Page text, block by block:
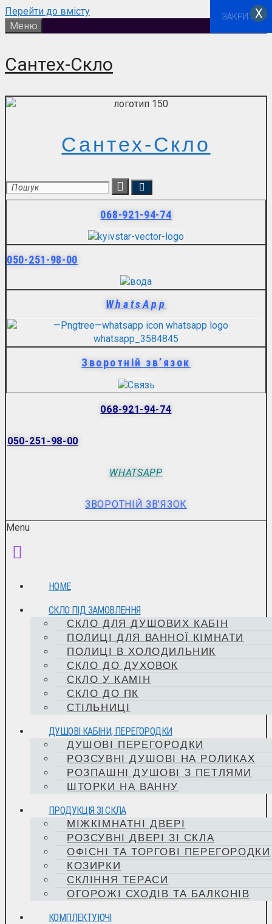
Перейти до вмісту
Меню
Сантех-Скло
Сантех-Скло
068-921-94-74
050-251-98-00
WhatsApp
Зворотній зв’язок
068-921-94-74
050-251-98-00
WHATSAPP
ЗВОРОТНІЙ ЗВ’ЯЗОК
Menu
HOME
СКЛО ПІД ЗАМОВЛЕННЯ
СКЛО ДЛЯ ДУШОВИХ КАБІН
ПОЛИЦІ ДЛЯ ВАННОЇ КІМНАТИ
ПОЛИЦІ В ХОЛОДИЛЬНИК
СКЛО ДО ДУХОВОК
СКЛО У КАМІН
СКЛО ДО ПК
СТІЛЬНИЦІ
ДУШОВІ КАБІНИ, ПЕРЕГОРОДКИ
ДУШОВІ ПЕРЕГОРОДКИ
РОЗСУВНІ ДУШОВІ НА РОЛИКАХ
РОЗПАШНІ ДУШОВІ З ПЕТЛЯМИ
ШТОРКИ НА ВАННУ
ПРОДУКЦІЯ ЗІ СКЛА
МІЖКІМНАТНІ ДВЕРІ
РОЗСУВНІ ДВЕРІ ЗІ СКЛА
ОФІСНІ ТА ТОРГОВІ ПЕРЕГОРОДКИ
КОЗИРКИ
СКЛІННЯ ТЕРАСИ
ОГОРОЖІ СХОДІВ ТА БАЛКОНІВ
КОМПЛЕКТУЮЧІ
ЗАКРИТИХ